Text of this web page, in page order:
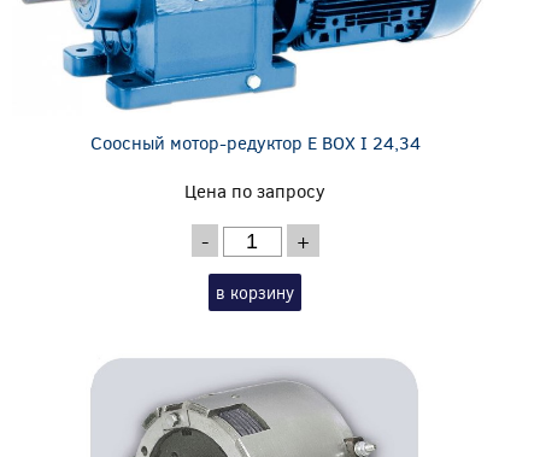
Соосный мотор-редуктор E BOX I 24,34
Цена по запросу
- +
в корзину